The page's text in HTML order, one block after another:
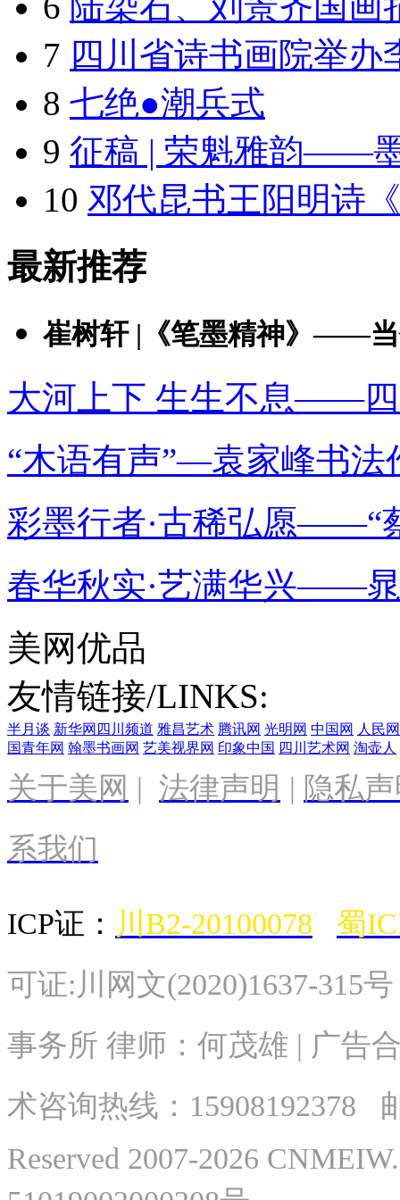
7 四川省诗书画院举办
8 七绝●潮兵式
9 征稿 | 荣魁雅韵——
10 邓代昆书王阳明诗
最新推荐
崔树轩 |《笔墨精神》——当
大河上下 生生不息——四
“木语有声”—袁家峰书法
彩墨行者·古稀弘愿——“
春华秋实·艺满华兴——
美网优品
友情链接/LINKS:
半月谈 新华网四川频道 雅昌艺术 腾讯网 光明网 中国网 人民网
国青年网 翰墨书画网 艺美视界网 印象中国 四川艺术网 淘壶人
关于美网 | 法律声明 | 隐私
系我们
ICP证： 川B2-20100078
蜀
可证:川网文(2020)1637-315
事务所 律师：何茂雄 | 广告
术咨询热线： 15908192378
Reserved 2007-2026